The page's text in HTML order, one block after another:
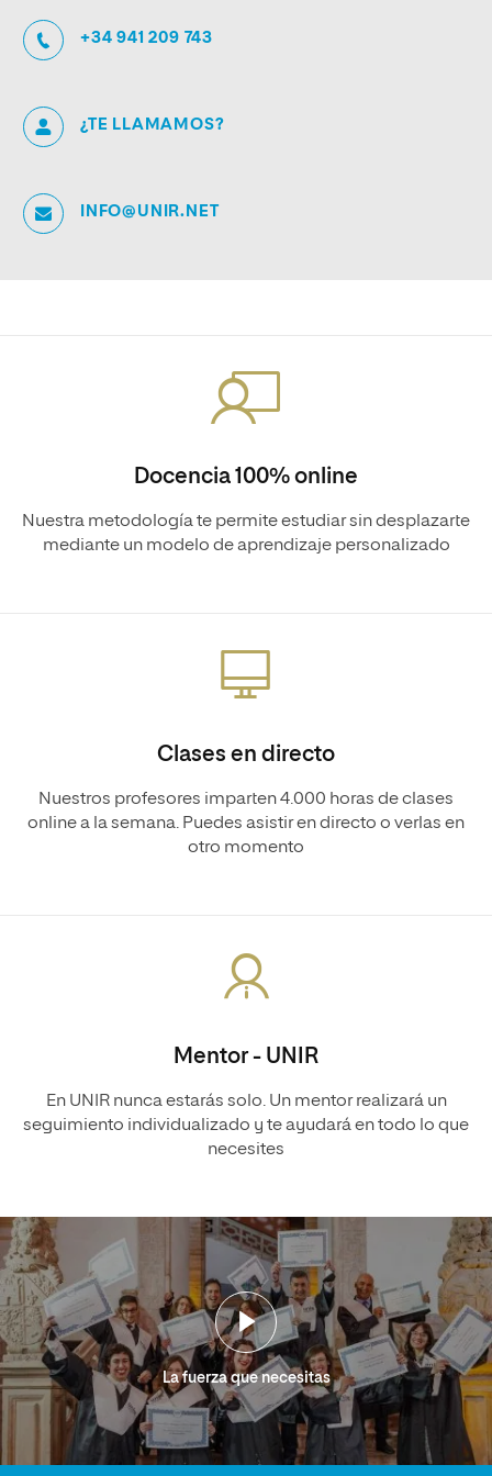
+34 941 209 743
¿TE LLAMAMOS?
INFO@UNIR.NET
Docencia 100% online
Nuestra metodología te permite estudiar sin desplazarte
mediante un modelo de aprendizaje personalizado
Clases en directo
Nuestros profesores imparten 4.000 horas de clases
online a la semana. Puedes asistir en directo o verlas en
otro momento
Mentor - UNIR
En UNIR nunca estarás solo. Un mentor realizará un
seguimiento individualizado y te ayudará en todo lo que
necesites
La fuerza que necesitas